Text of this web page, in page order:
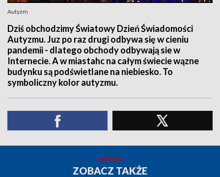
Autyzm
Dziś obchodzimy Światowy Dzień Świadomości
Autyzmu. Juz po raz drugi odbywa się w cieniu
pandemii - dlatego obchody odbywają sie w
Internecie. A w miastahc na całym świecie wązne
budynku są podświetlane na niebiesko. To
symboliczny kolor autyzmu.
ZOBACZ TAKŻE